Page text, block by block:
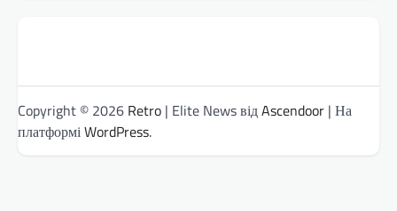
Copyright © 2026 Retro | Elite News відAscendoor | На
платформіWordPress.